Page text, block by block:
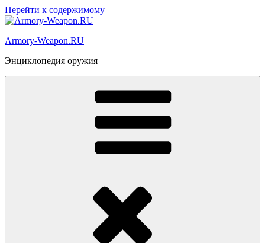
Перейти к содержимому
Armory-Weapon.RU
Энциклопедия оружия